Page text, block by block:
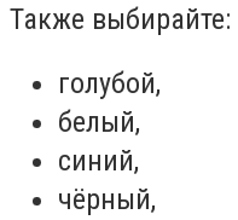
Также выбирайте:
голубой,
белый,
синий,
чёрный,